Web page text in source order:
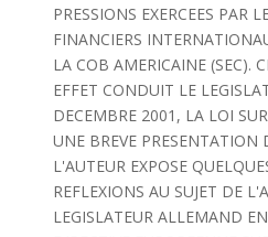
PRESSIONS EXERCEES PAR
FINANCIERS
LA COB AMERICAINE (SEC).
EFFET CONDUIT LE
DECEMBRE 2001, LA LOI
UNE BREVE PRESENTATION
L'AUTEUR EXPOSE
REFLEXIONS AU SUJET DE
LEGISLATEUR ALLEMAND